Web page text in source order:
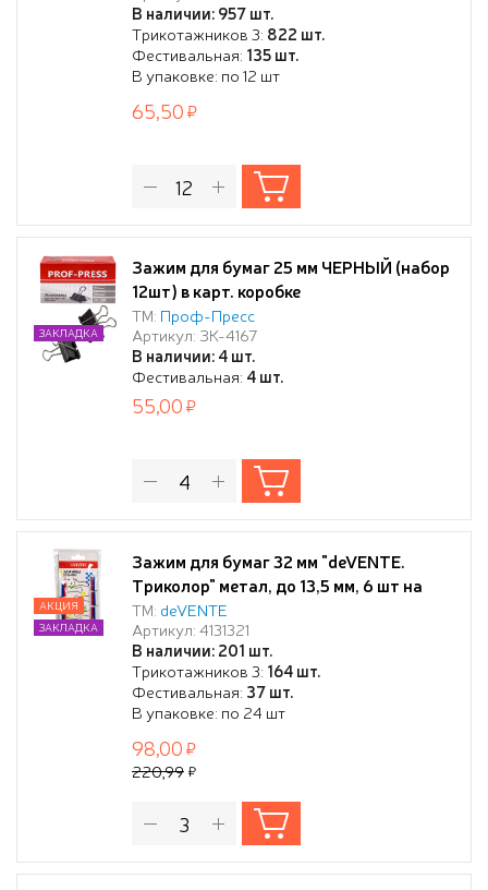
В наличии: 957 шт.
Трикотажников 3: 822 шт.
Фестивальная: 135 шт.
В упаковке: по 12 шт
65,50
Зажим для бумаг 25 мм ЧЕРНЫЙ (набор
12шт) в карт. коробке
ТМ: Проф-Пресс
Артикул: ЗК-4167
В наличии: 4 шт.
Фестивальная: 4 шт.
ЗАКЛАДКА
55,00
Зажим для бумаг 32 мм "deVENTE.
Триколор" метал, до 13,5 мм, 6 шт на
картонном блистере
ТМ: deVENTE
Артикул: 4131321
В наличии: 201 шт.
Трикотажников 3: 164 шт.
Фестивальная: 37 шт.
В упаковке: по 24 шт
АКЦИЯ
ЗАКЛАДКА
98,00
220,99